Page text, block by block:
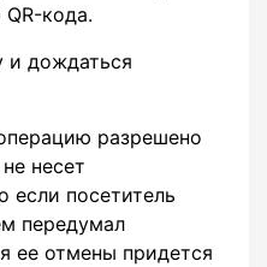
кода.
и дождаться
разрешено
несет
если посетитель
передумал
ее отмены придется